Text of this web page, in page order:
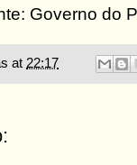
Governo do
at 22:17